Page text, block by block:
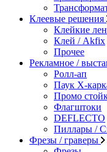
Клеевые решения
Клейкие
Клей / Akfix
Прочее
Рекламное /
Ролл-ап
Паук X-
Промо
Флагштоки
DEFLECTO
Пиллары /
Фрезы / граверы